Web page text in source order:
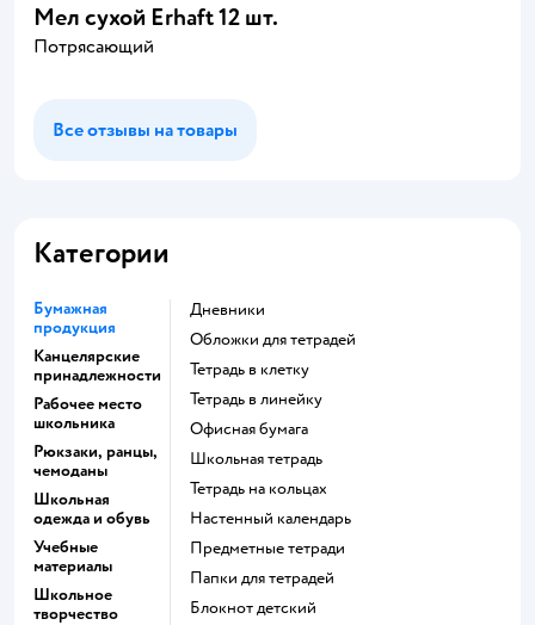
Мел сухой Erhaft 12 шт.
Потрясающий
Все отзывы на товары
Категории
Бумажная
продукция
Канцелярские
принадлежности
Рабочее место
школьника
Рюкзаки, ранцы,
чемоданы
Школьная
одежда и обувь
Учебные
материалы
Школьное
творчество
Дневники
Обложки для тетрадей
Тетрадь в клетку
Тетрадь в линейку
Офисная бумага
Школьная тетрадь
Тетрадь на кольцах
Настенный календарь
Предметные тетради
Папки для тетрадей
Блокнот детский